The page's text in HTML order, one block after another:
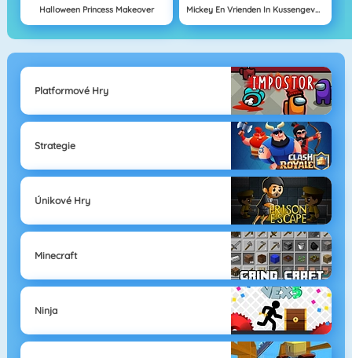
Halloween Princess Makeover Mickey En Vrienden In Kussengevecht
Platformové Hry
Strategie
Únikové Hry
Minecraft
Ninja